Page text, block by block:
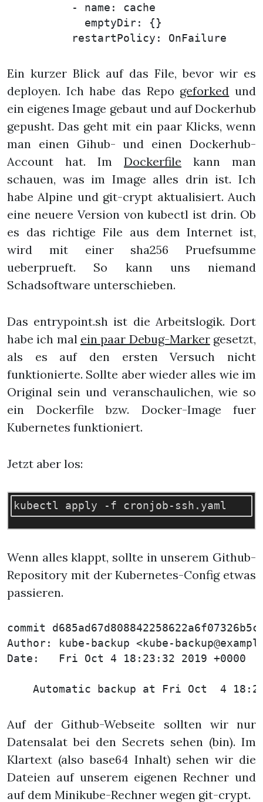
          - name: cache
            emptyDir: {}
Ein kurzer Blick auf das File, bevor wir es
deployen. Ich habe das Repo geforked und
ein eigenes Image gebaut und auf Dockerhub
gepusht. Das geht mit ein paar Klicks, wenn
man einen Gihub- und einen Dockerhub-
Account hat. Im Dockerfile kann man
schauen, was im Image alles drin ist. Ich
habe Alpine und git-crypt aktualisiert. Auch
eine neuere Version von kubectl ist drin. Ob
es das richtige File aus dem Internet ist,
wird mit einer sha256 Pruefsumme
ueberprueft. So kann uns niemand
Schadsoftware unterschieben.
Das entrypoint.sh ist die Arbeitslogik. Dort
habe ich mal ein paar Debug-Markergesetzt,
als es auf den ersten Versuch nicht
funktionierte. Sollte aber wieder alles wie im
Original sein und veranschaulichen, wie so
ein Dockerfile bzw. Docker-Image fuer
Kubernetes funktioniert.
Jetzt aber los:
Wenn alles klappt, sollte in unserem Github-
Repository mit der Kubernetes-Config etwas
passieren.
commit
Author: kube-backup <kube-
Date:   Fri Oct 4 18:23:32 2019 +0000
Auf der Github-Webseite sollten wir nur
Datensalat bei den Secrets sehen (bin). Im
Klartext (also base64 Inhalt) sehen wir die
Dateien auf unserem eigenen Rechner und
auf dem Minikube-Rechner wegen git-crypt.